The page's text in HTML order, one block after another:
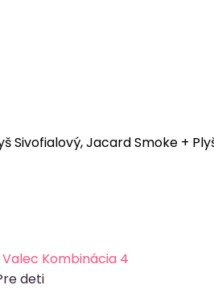
Sivofialový, Jacard Smoke +
deti